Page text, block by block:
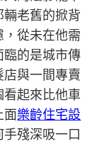
老舊的掀背
從未在他需
臨的是城市傳
與一間專賣
起來比他車
面樂齡住宅設
殘深吸一口